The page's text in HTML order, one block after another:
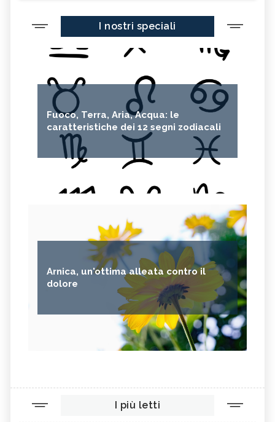
I nostri speciali
Fuoco, Terra, Aria, Acqua: le
caratteristiche dei 12 segni zodiacali
Arnica, un'ottima alleata contro il
dolore
I più letti